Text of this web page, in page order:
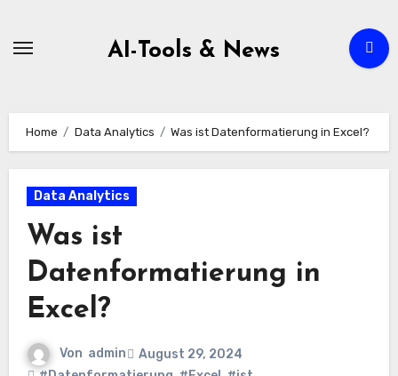
AI-Tools & News
Home Data Analytics Was ist Datenformatierung in Excel?
Data Analytics
Was ist
Datenformatierung in
Excel?
Von admin
August 29, 2024